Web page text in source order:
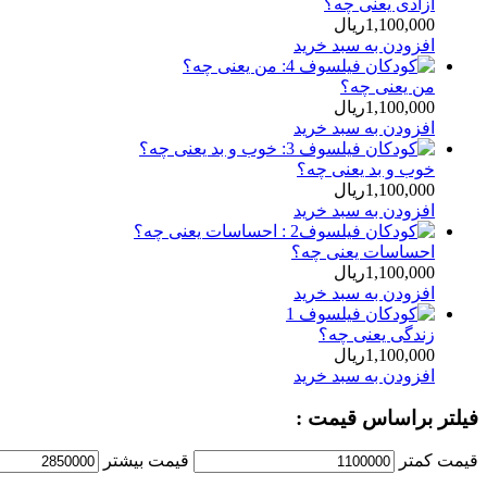
آزادی یعنی چه؟
1,100,000ریال
افزودن به سبد خرید
من یعنی چه؟
1,100,000ریال
افزودن به سبد خرید
خوب و بد یعنی چه؟
1,100,000ریال
افزودن به سبد خرید
احساسات یعنی چه؟
1,100,000ریال
افزودن به سبد خرید
زندگی یعنی چه؟
1,100,000ریال
افزودن به سبد خرید
فیلتر براساس قیمت :
قیمت کمتر قیمت بیشتر